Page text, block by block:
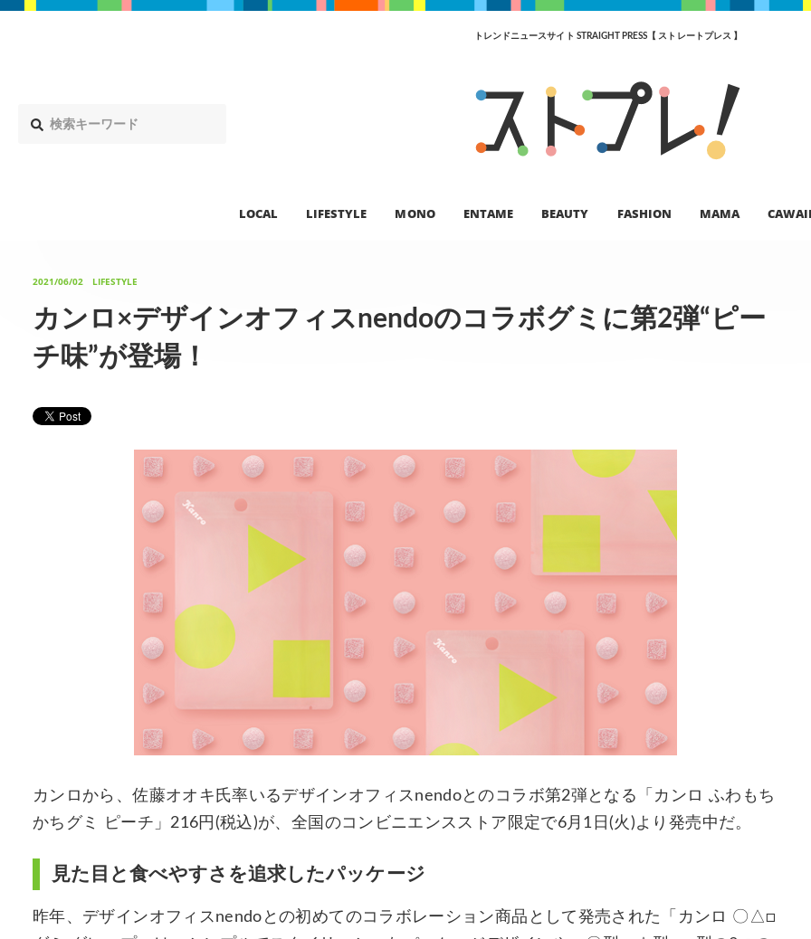
トレンドニュースサイト STRAIGHT PRESS【 ストレートプレス 】
LOCAL LIFESTYLE MONO ENTAME BEAUTY FASHION MAMA
2021/06/02 LIFESTYLE
カンロ×デザインオフィスnendoのコラボグミに第2弾“ピー
チ味”が登場！
カンロから、佐藤オオキ氏率いるデザインオフィスnendoとのコラボ第2弾となる「カンロ ふわもち
かちグミ ピーチ」216円(税込)が、全国のコンビニエンスストア限定で6月1日(火)より発売中だ。
見た目と食べやすさを追求したパッケージ
昨年、デザインオフィスnendoとの初めてのコラボレーション商品として発売された「カンロ 〇△□